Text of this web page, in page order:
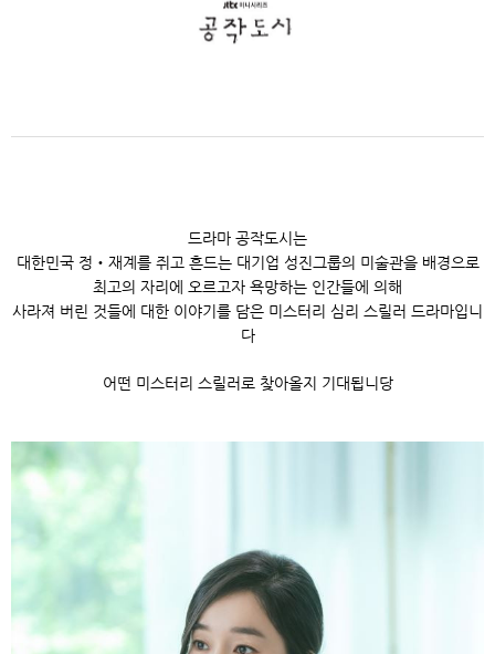
드라마 공작도시는
대한민국 정‧재계를 쥐고 흔드는 대기업 성진그룹의 미술관을 배경으로
최고의 자리에 오르고자 욕망하는 인간들에 의해
사라져 버린 것들에 대한 이야기를 담은 미스터리 심리 스릴러 드라마입니
다
어떤 미스터리 스릴러로 찾아올지 기대됩니당